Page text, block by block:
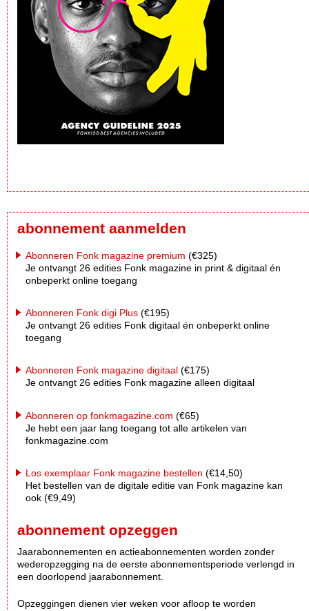
abonnement aanmelden
Abonneren Fonk magazine premium (€325)
Je ontvangt 26 edities Fonk magazine in print & digitaal én
onbeperkt online toegang
Abonneren Fonk digi Plus (€195)
Je ontvangt 26 edities Fonk digitaal én onbeperkt online
toegang
Abonneren Fonk magazine digitaal (€175)
Je ontvangt 26 edities Fonk magazine alleen digitaal
Abonneren op fonkmagazine.com (€65)
Je hebt een jaar lang toegang tot alle artikelen van
fonkmagazine.com
Los exemplaar Fonk magazine bestellen (€14,50)
Het bestellen van de digitale editie van Fonk magazine kan
ook (€9,49)
abonnement opzeggen
Jaarabonnementen en actieabonnementen worden zonder
wederopzegging na de eerste abonnementsperiode verlengd in
een doorlopend jaarabonnement.
Opzeggingen dienen vier weken voor afloop te worden